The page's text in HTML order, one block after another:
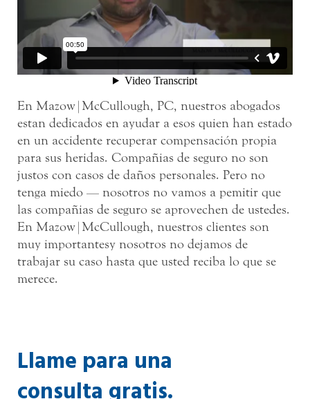
En Mazow|McCullough, PC, nuestros abogados
estan dedicados en ayudar a esos quien han estado
en un accidente recuperar compensación propia
para sus heridas. Compañias de seguro no son
justos con casos de daños personales. Pero no
tenga miedo — nosotros no vamos a pemitir que
las compañias de seguro se aprovechen de ustedes.
En Mazow|McCullough, nuestros clientes son
muy importantesy nosotros no dejamos de
trabajar su caso hasta que usted reciba lo que se
merece.
Llame para una